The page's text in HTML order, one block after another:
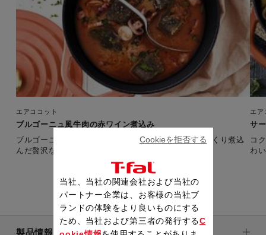
エアココット
ブルゴーニュ風牛肉の赤ワイン煮込み
ブルゴーニュワインをたっぷり使い、ココットでじっくり煮込
んだ贅沢な味わいをご堪能あれ。
エア
サ
コ
わ
製品情報
当社、当社の関連会社および当社の
パートナー企業は、お客様の当社ブ
ランドの体験をより良いものにする
ため、当社および第三者の発行するC
Cookieを拒否する